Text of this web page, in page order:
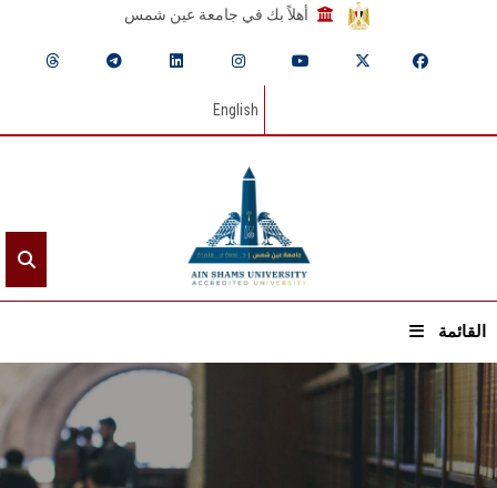
أهلاً بك في جامعة عين شمس
English
القائمة
الرئيسيـة
عن الجامعة